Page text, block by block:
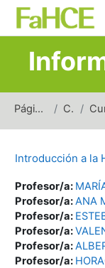
Salta al contenido
Página Principal Cursos
Introducción a la
Profesor/a:
Profesor/a:ANA
Profesor/a:
Profesor/a:
Profesor/a:
Profesor/a: